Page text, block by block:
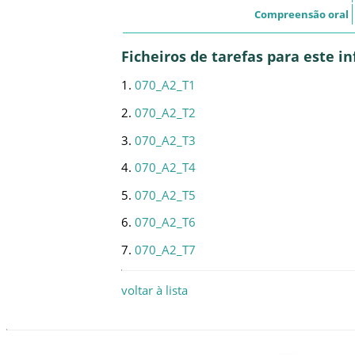
Compreensão oral
Ficheiros de tarefas para este
1. 070_A2_T1
2. 070_A2_T2
3. 070_A2_T3
4. 070_A2_T4
5. 070_A2_T5
6. 070_A2_T6
7. 070_A2_T7
voltar à lista